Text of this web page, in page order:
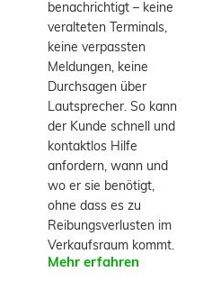
benachrichtigt – keine
veralteten Terminals,
keine verpassten
Meldungen, keine
Durchsagen über
Lautsprecher. So kann
der Kunde schnell und
kontaktlos Hilfe
anfordern, wann und
wo er sie benötigt,
ohne dass es zu
Reibungsverlusten im
Verkaufsraum kommt.
Mehr erfahren